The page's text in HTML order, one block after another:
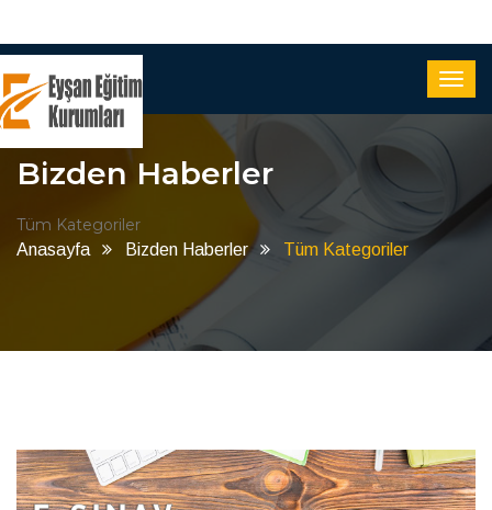
Bizden Haberler
Tüm Kategoriler
Anasayfa Bizden Haberler Tüm Kategoriler